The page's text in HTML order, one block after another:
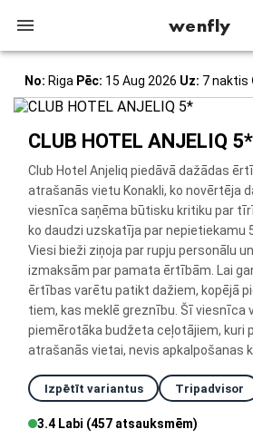
wenfly
No: Riga Pēc: 15 Aug 2026 Uz: 7 naktis
CLUB HOTEL ANJELIQ 5*
Club Hotel Anjeliq piedāvā dažādas
atrašanās vietu Konakli, ko novērtēja
viesnīca saņēma būtisku kritiku par
ko daudzi uzskatīja par nepietiekamu
Viesi bieži ziņoja par rupju personālu
izmaksām par pamata ērtībām. Lai
ērtības varētu patikt dažiem, kopējā
tiem, kas meklē greznību. Šī viesnīca
piemērotāka budžeta ceļotājiem, kuri
atrašanās vietai, nevis apkalpošanas
Izpētīt variantus Tripadvisor
3.4 Labi (457 atsauksmēm)